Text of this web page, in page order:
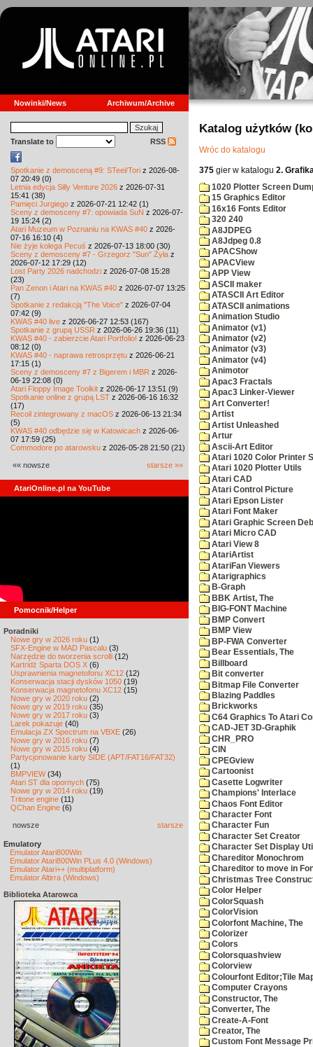
Nowinki/News Archiwum/Archive
Translate to RSS
Spotkanie z demosceną #9: STeel/Tori z 2026-08-
07 20:49 (0)
Letnia edycja Silly Venture 2026 z 2026-07-31
15:41 (38)
Pamięci Jurgiego z 2026-07-21 12:42 (1)
Sceny z demosceny #7: opowiada SuN z 2026-07-
19 15:24 (2)
Atari Muzeum w Poznaniu na KWAS #40 z 2026-
07-16 16:10 (4)
Nie żyje kolega Pecuś z 2026-07-13 18:00 (30)
Sceny z demosceny #7 - Grzegorz "Sun" Żyła z
2026-07-12 17:29 (12)
Lost Party 2026 nadchodzi z 2026-07-08 15:28
(23)
Pan Zenon i Atari na KWAS #40 z 2026-07-07 13:25
(7)
Spotkanie z redakcją "The Voice" z 2026-07-04
07:42 (9)
KWAS #40 live z 2026-06-27 12:53 (167)
Spotkanie z grupą USSR z 2026-06-26 19:36 (11)
KWAS #40 - zabierzcie Atari Portfolio! z 2026-06-23
08:12 (0)
KWAS #40 - naprawa retrosprzętu z 2026-06-21
17:15 (1)
Sceny z demosceny #7 z Bigerem i MBR z 2026-
06-19 22:08 (0)
Atari Floppy Image Toolkit z 2026-06-17 13:51 (9)
Spotkanie online z grupą LST z 2026-06-16 16:32
(17)
Recoil zintegrowany z macOS z 2026-06-13 21:34
(5)
KWAS #40 odbędzie się w Katowicach z 2026-06-
07 17:59 (25)
Commodore po atarowsku z 2026-05-28 21:50 (21)
«« nowsze starsze »»
AtariOnline.pl na YouTube
Pomocnik/Helper
Poradniki
Nowe gry w 2026 roku (1)
SFX-Engine w MAD Pascalu (3)
Narzędzie do tworzenia scrolli (12)
Kartridż Sparta DOS X (6)
Usprawnienia magnetofonu XC12 (12)
Konserwacja stacji dysków 1050 (19)
Konserwacja magnetofonu XC12 (15)
Nowe gry w 2020 roku (2)
Nowe gry w 2019 roku (35)
Nowe gry w 2017 roku (3)
Larek pokazuje (40)
Emulacja ZX Spectrum na VBXE (26)
Nowe gry w 2016 roku (7)
Nowe gry w 2015 roku (4)
Partycjonowanie karty SIDE (APT/FAT16/FAT32)
(1)
BMPVIEW(34)
Atari ST dla opornych (75)
Nowe gry w 2014 roku (19)
Tritone engine (11)
QChan Engine (6)
nowsze starsze
Emulatory
Emulator Atari800Win
Emulator Atari800Win PLus 4.0 (Windows)
Emulator Atari++ (multiplatform)
Emulator Altirra (Windows)
Biblioteka Atarowca
Katalog użytków
Wróc do katalogu
375 gier w katalogu 2.
1020 Plotter Screen
15 Graphics Editor
16x16 Fonts Editor
320 240
A8JDPEG
A8Jdpeg 0.8
APACShow
APACView
APP View
ASCII maker
ATASCII Art Editor
ATASCII animations
Animation Studio
Animator (v1)
Animator (v2)
Animator (v3)
Animator (v4)
Animotor
Apac3 Fractals
Apac3 Linker-Viewer
Art Converter!
Artist
Artist Unleashed
Artur
Ascii-Art Editor
Atari 1020 Color Printer
Atari 1020 Plotter Utils
Atari CAD
Atari Control Picture
Atari Epson Lister
Atari Font Maker
Atari Graphic Screen
Atari Micro CAD
Atari View 8
AtariArtist
AtariFan Viewers
Atarigraphics
B-Graph
BBK Artist, The
BIG-FONT Machine
BMP Convert
BMP View
BP-FWA Converter
Bear Essentials, The
Billboard
Bit converter
Bitmap File Converter
Blazing Paddles
Brickworks
C64 Graphics To Atari
CAD-JET 3D-Graphik
CHR_PRO
CIN
CPEGview
Cartoonist
Casette Logwriter
Champions' Interlace
Chaos Font Editor
Character Font
Character Fun
Character Set Creator
Character Set Display
Chareditor Monochrom
Chareditor to move in
Christmas Tree
Color Helper
ColorSquash
ColorVision
Colorfont Machine, The
Colorizer
Colors
Colorsquashview
Colorview
Colourfont Editor;Tile
Computer Crayons
Constructor, The
Converter, The
Create-A-Font
Creator, The
Custom Font Message